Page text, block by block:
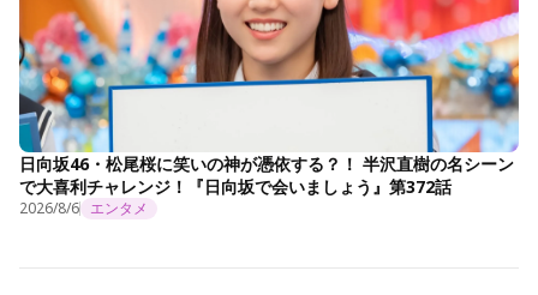
日向坂46・松尾桜に笑いの神が憑依する？！ 半沢直樹の名シーン
で大喜利チャレンジ！『日向坂で会いましょう』第372話
2026/8/6 エンタメ